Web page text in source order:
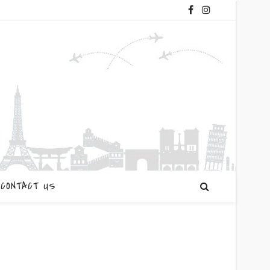
CONTACT US